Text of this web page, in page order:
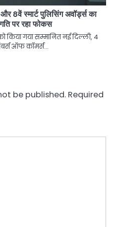
8वें स्मार्ट पुलिसिंग अवॉर्ड्स का
पर रहा फोकस
किया गया सम्मानित नई दिल्ली, 4
ऑफ कॉमर्स…
be published. Required